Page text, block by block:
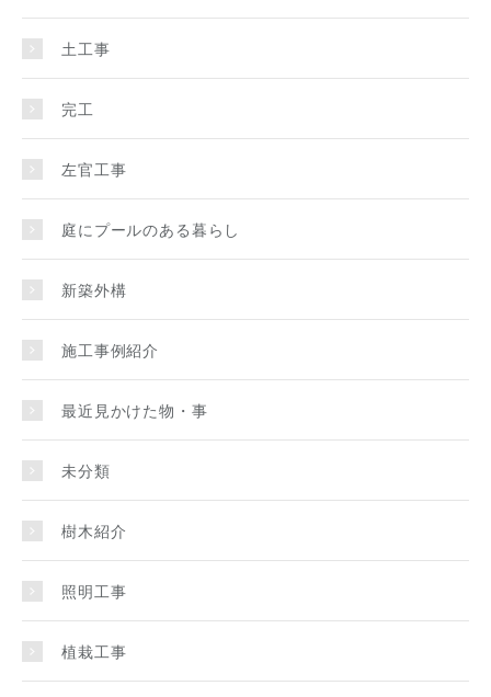
土工事
完工
左官工事
庭にプールのある暮らし
新築外構
施工事例紹介
最近見かけた物・事
未分類
樹木紹介
照明工事
植栽工事